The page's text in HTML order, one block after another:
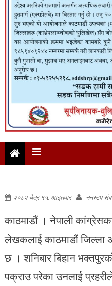
२०८२ चैत्र १५, आइतवार ननस्टप
काठमाडौं । नेपाली
लेखकलाई काठमाडौं जिल्ला
छ । शनिबार बिहान
पक्राउ परेका उनलाई